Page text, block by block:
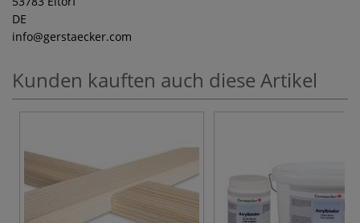
DE
info@gerstaecker.com
Kunden kauften auch diese Artikel